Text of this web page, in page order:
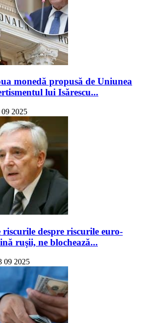
monedă propusă de Uniunea
lui Isărescu...
09 2025
riscurile despre riscurile euro-
ruşii, ne blochează...
09 2025